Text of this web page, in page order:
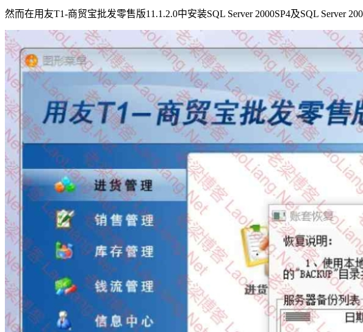
然而在用友T1-商贸宝批发零售版11.1.2.0中安装SQL Server 2000SP4及SQL Server